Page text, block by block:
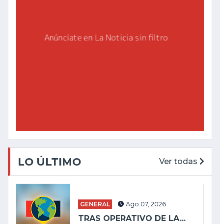
LO ÚLTIMO Ver todas
GENERAL Ago 07, 2026
TRAS OPERATIVO DE LA...